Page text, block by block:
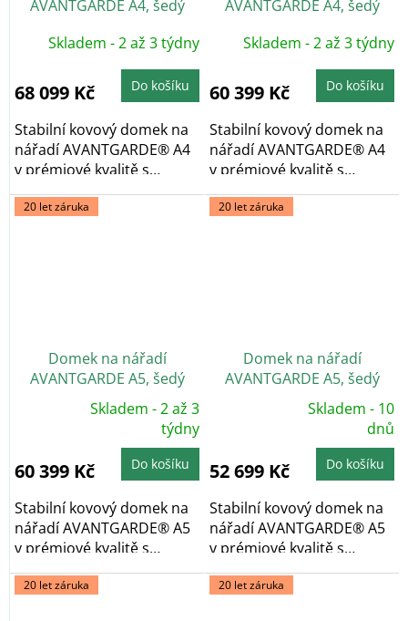
AVANTGARDE A4, šedý
Skladem - 2 až 3 týdny
68 099 Kč Do košíku
Stabilní kovový domek na
nářadí AVANTGARDE® A4
v prémiové kvalitě s
pultovou...
AVANTGARDE A4, šedý
Skladem - 2 až 3 týdny
60 399 Kč Do košíku
Stabilní kovový domek na
nářadí AVANTGARDE® A4
v prémiové kvalitě s
pultovou...
20 let záruka
Domek na nářadí
AVANTGARDE A5, šedý
křemen, dvoukřídlé dveře
Průměrné
5,0
z
5
Skladem - 2 až 3
týdny
60 399 Kč Do košíku
Stabilní kovový domek na
nářadí AVANTGARDE® A5
v prémiové kvalitě s
pultovou...
20 let záruka
Domek na nářadí
AVANTGARDE A5, šedý
křemen, jednokřídlé dveře
5,0
z
5
Skladem - 10
dnů
52 699 Kč Do košíku
Stabilní kovový domek na
nářadí AVANTGARDE® A5
v prémiové kvalitě s
pultovou...
20 let záruka 20 let záruka